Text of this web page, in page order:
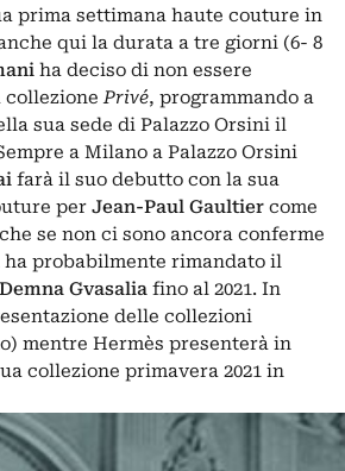
prima settimana haute couture in
qui la durata a tre giorni (6- 8
ha deciso di non essere
collezionePrivé, programmando a
sua sede di Palazzo Orsini il
a Milano a Palazzo Orsini
farà il suo debutto con la sua
per Jean-Paul Gaultier come
se non ci sono ancora conferme
probabilmente rimandato il
Demna Gvasalia fino al 2021. In
delle collezioni
mentre Hermès presenterà in
collezione primavera 2021 in